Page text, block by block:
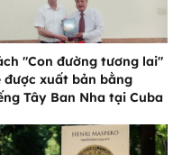
"Con đường tương lai"
được xuất bản bằng
Tây Ban Nha tại Cuba